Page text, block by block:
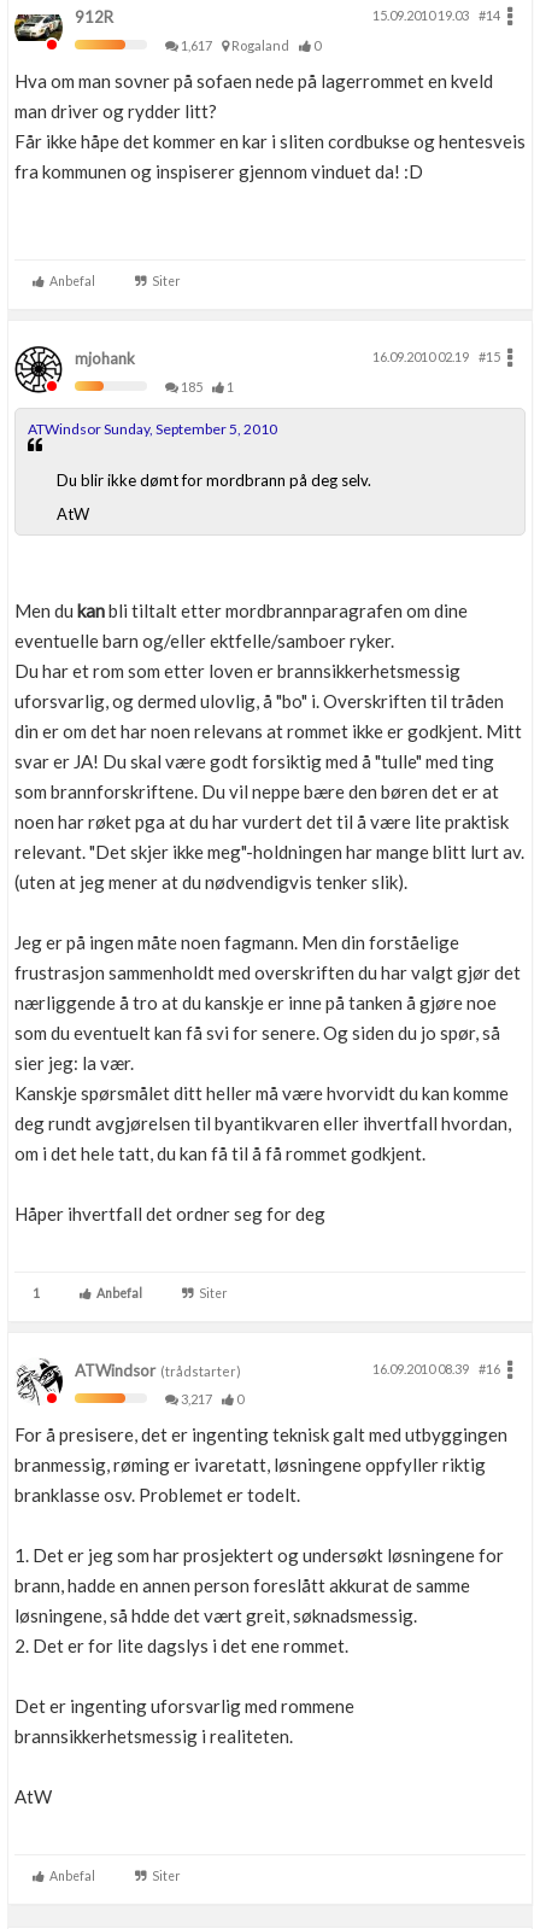
912R 15.09.2010 19.03
#14
1,617
Rogaland 0
Hva om man sovner på sofaen nede på lagerrommet en kveld
man driver og rydder litt?
Får ikke håpe det kommer en kar i sliten cordbukse og hentesveis
fra kommunen og inspiserer gjennom vinduet da! :D
Anbefal Siter
mjohank 16.09.2010 02.19
#15
185
1
ATWindsor Sunday, September 5, 2010
Du blir ikke dømt for mordbrann på deg selv.
AtW
Men du kanbli tiltalt etter mordbrannparagrafen om dine
eventuelle barn og/eller ektfelle/samboer ryker.
Du har et rom som etter loven er brannsikkerhetsmessig
uforsvarlig, og dermed ulovlig, å "bo" i. Overskriften til tråden
din er om det har noen relevans at rommet ikke er godkjent. Mitt
svar er JA! Du skal være godt forsiktig med å "tulle" med ting
som brannforskriftene. Du vil neppe bære den børen det er at
noen har røket pga at du har vurdert det til å være lite praktisk
relevant. "Det skjer ikke meg"-holdningen har mange blitt lurt av.
(uten at jeg mener at du nødvendigvis tenker slik).
Jeg er på ingen måte noen fagmann. Men din forståelige
frustrasjon sammenholdt med overskriften du har valgt gjør det
nærliggende å tro at du kanskje er inne på tanken å gjøre noe
som du eventuelt kan få svi for senere. Og siden du jo spør, så
sier jeg: la vær.
Kanskje spørsmålet ditt heller må være hvorvidt du kan komme
deg rundt avgjørelsen til byantikvaren eller ihvertfall hvordan,
om i det hele tatt, du kan få til å få rommet godkjent.
Håper ihvertfall det ordner seg for deg
1 Anbefal Siter
ATWindsor(trådstarter) 16.09.2010 08.39
#16
3,217
0
For å presisere, det er ingenting teknisk galt med utbyggingen
branmessig, røming er ivaretatt, løsningene oppfyller riktig
branklasse osv. Problemet er todelt.
1. Det er jeg som har prosjektert og undersøkt løsningene for
brann, hadde en annen person foreslått akkurat de samme
løsningene, så hdde det vært greit, søknadsmessig.
2. Det er for lite dagslys i det ene rommet.
Det er ingenting uforsvarlig med rommene
brannsikkerhetsmessig i realiteten.
AtW
Anbefal Siter